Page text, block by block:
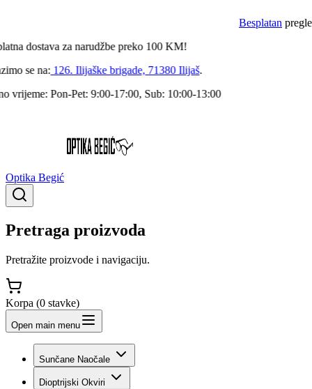
Besplatan pregled
dostava za narudžbe preko 100KM!
se na: 126. Ilijaške brigade, 71380 Ilijaš.
vrijeme: Pon-Pet: 9:00-17:00, Sub: 10:00-13:00
Optika Begić
Pretraga proizvoda
Pretražite proizvode i navigaciju.
Korpa (0 stavke)
Open main menu
Sunčane Naočale
Dioptrijski Okviri